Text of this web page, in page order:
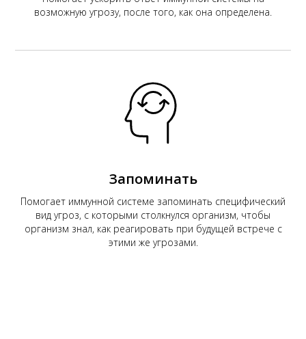
возможную угрозу, после того, как она определена.
Запоминать
Помогает иммунной системе запоминать специфический
вид угроз, с которыми столкнулся организм, чтобы
организм знал, как реагировать при будущей встрече с
этими же угрозами.